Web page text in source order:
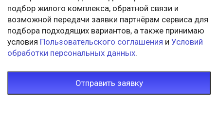
подбор жилого комплекса, обратной связи и
возможной передачи заявки партнёрам сервиса для
подбора подходящих вариантов, а также принимаю
условия Пользовательского соглашения и Условий
обработки персональных данных.
Отправить заявку